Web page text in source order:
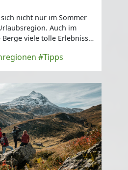
nicht nur im Sommer
Auch im
viele tolle Erlebnisse
#Tipps